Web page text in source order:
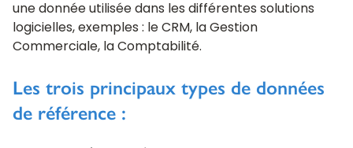
une donnée utilisée dans les différentes solutions
logicielles, exemples : le CRM, la Gestion
Commerciale, la Comptabilité.
Les trois principaux types de données
de référence :